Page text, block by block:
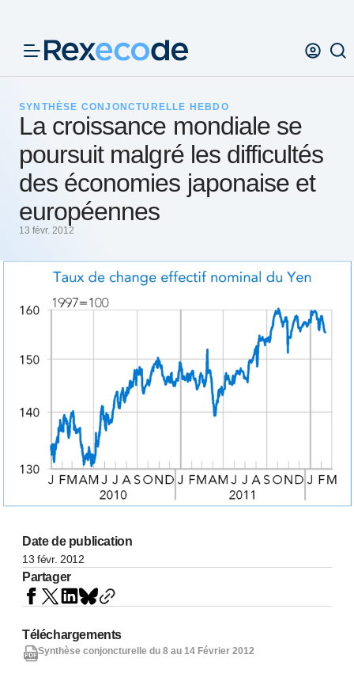
SYNTHÈSE CONJONCTURELLE HEBDO
La croissance mondiale se
poursuit malgré les difficultés
des économies japonaise et
européennes
13 févr. 2012
Date de publication
13 févr. 2012
Partager
Téléchargements
Synthèse conjoncturelle du 8 au 14 Février 2012